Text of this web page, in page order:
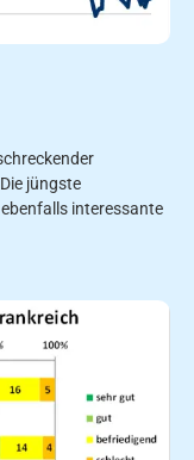
jüngste
interessante